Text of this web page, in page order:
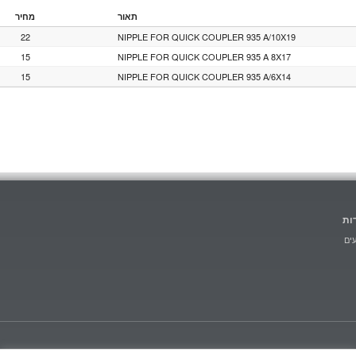
תאור מחיר
NIPPLE FOR QUICK COUPLER 935 A/10X19
22
NIPPLE FOR QUICK COUPLER 935 A 8X17
15
NIPPLE FOR QUICK COUPLER 935 A/6X14
15